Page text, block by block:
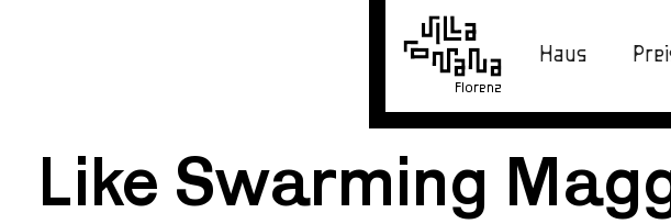
Florenz
Haus
Like Swarming